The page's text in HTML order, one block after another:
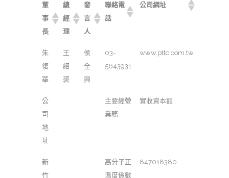
董
事
長
總
經
理
發
言
人
聯絡電
話
公司網址
朱
復
華
王
紹
裘
侯
全
興
03-
5643931
www.pttc.com.tw
公
司
地
址
主要經營
業務
實收資本額
新
竹
高分子正
溫度係數
847018380